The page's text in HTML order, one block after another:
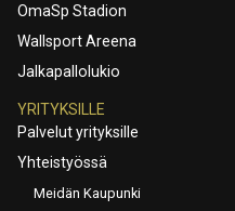
OmaSp Stadion
Wallsport Areena
Jalkapallolukio
YRITYKSILLE
Palvelut yrityksille
Yhteistyössä
Meidän Kaupunki